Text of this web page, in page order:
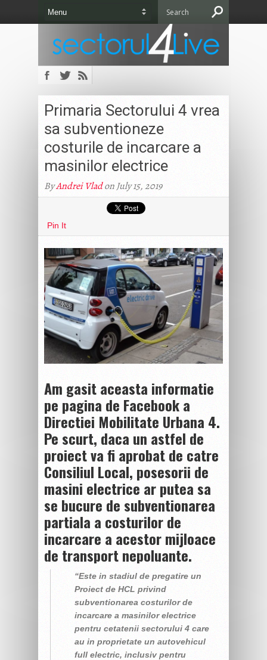
Primaria Sectorului 4 vrea
sa subventioneze
costurile de incarcare a
masinilor electrice
ByAndrei Vladon July 15, 2019
Pin It
Am gasit aceasta informatie
pe pagina de Facebook a
Directiei Mobilitate Urbana 4.
Pe scurt, daca un astfel de
proiect va fi aprobat de catre
Consiliul Local, posesorii de
masini electrice ar putea sa
se bucure de subventionarea
partiala a costurilor de
incarcare a acestor mijloace
de transport nepoluante.
“Este in stadiul de pregatire un
Proiect de HCL privind
subventionarea costurilor de
incarcare a masinilor electrice
pentru cetatenii sectorului 4 care
au in proprietate un autovehicul
full electric, inclusiv pentru